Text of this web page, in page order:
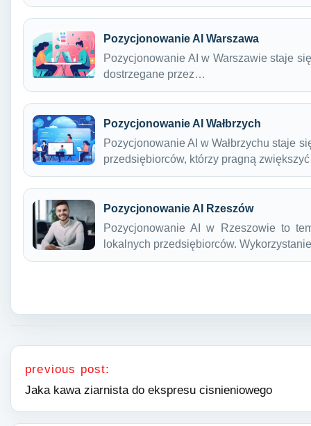
Pozycjonowanie AI Warszawa
Pozycjonowanie AI w Warszawie staje
dostrzegane przez…
Pozycjonowanie AI Wałbrzych
Pozycjonowanie AI w Wałbrzychu staje
przedsiębiorców, którzy pragną
Pozycjonowanie AI Rzeszów
Pozycjonowanie AI w Rzeszowie to
lokalnych przedsiębiorców.
Nawigacja wpisu
previous post:
Jaka kawa ziarnista do ekspresu cisnieniowego